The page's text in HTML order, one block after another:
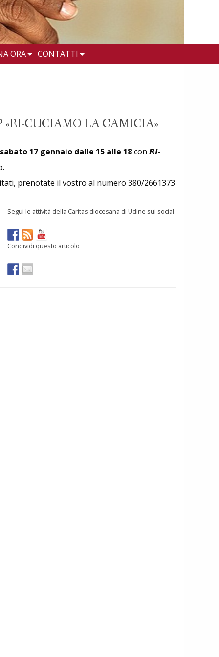
ORA CONTATTI
«RI-CUCIAMO LA CAMICIA»
sabato 17 gennaio dalle 15 alle 18con 𝙍𝙞-
prenotate il vostro al numero 380/2661373
Segui le attività della Caritas diocesana di Udine sui social
Condividi questo articolo